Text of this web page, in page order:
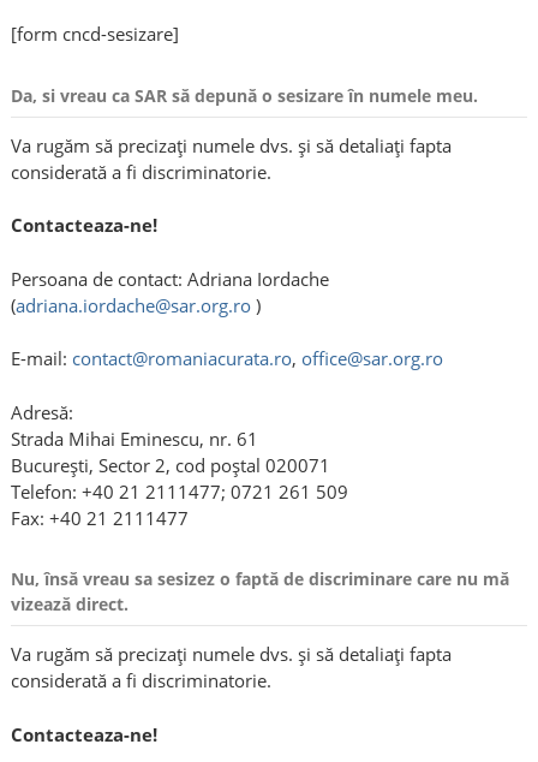
[form cncd-sesizare]
Da, si vreau ca SAR să depună o sesizare în numele meu.
Va rugăm să precizați numele dvs. și să detaliați fapta
considerată a fi discriminatorie.
Contacteaza-ne!
Persoana de contact: Adriana Iordache
(adriana.iordache@sar.org.ro)
E-mail: contact@romaniacurata.ro, office@sar.org.ro
Adresă:
Strada Mihai Eminescu, nr. 61
Bucureşti, Sector 2, cod poştal 020071
Telefon: +40 21 2111477; 0721 261 509
Fax: +40 21 2111477
Nu, însă vreau sa sesizez o faptă de discriminare care nu mă
vizează direct.
Va rugăm să precizați numele dvs. și să detaliați fapta
considerată a fi discriminatorie.
Contacteaza-ne!